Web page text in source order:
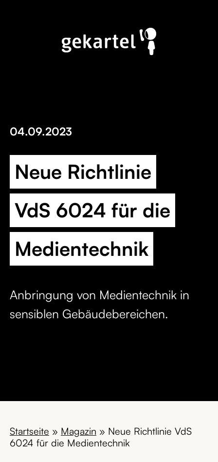
04.09.2023
Neue Richtlinie
VdS 6024 für die
Medientechnik
Anbringung von Medientechnik in
sensiblen Gebäudebereichen.
Startseite » Magazin » Neue Richtlinie VdS
6024 für die Medientechnik